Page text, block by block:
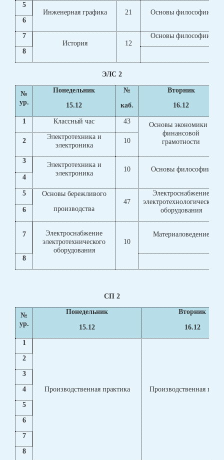
5
Инженерная графика
21
Основы философии
6
7
История
12
Основы философии
8
ЭЛС 2
№
ур.
Понедельник
15.12
№
каб.
Вторник
16.12
1
Классный час 43
Основы экономики и
финансовой
грамотности
2
Электротехника и
электроника
10
3
Электротехника и
электроника
10
Основы философии
4
5
Основы бережливого
производства
47
Электроснабжение
электротехнологического
оборудования
6
7
Электроснабжение
электротехнического
оборудования
10
Материаловедение
8
СП 2
№
ур.
Понедельник
15.12
Вторник
16.12
1
Производственная практика Производственная
2
3
4
5
6
7
8